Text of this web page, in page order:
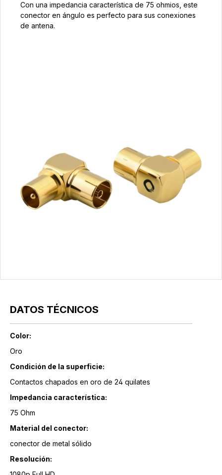
Con una impedancia característica de 75 ohmios, este
conector en ángulo es perfecto para sus conexiones
de antena.
DATOS TÉCNICOS
Color:
Oro
Condición de la superficie:
Contactos chapados en oro de 24 quilates
Impedancia característica:
75 Ohm
Material del conector:
conector de metal sólido
Resolución: